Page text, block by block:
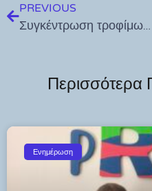
PREVIOUS
Συγκέντρωση τροφίμων μακράς διάρκειας, φαρμάκων, ρουχισμού και ειδών πρώτης ανάγκης από τον Οργανισμό Διαχείρισης Κτημάτων Βακούφ
Περισσότερα
Ενημέρωση